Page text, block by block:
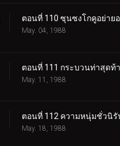
ตอนที่ 110 ซุนซงโกคูอย่าย
May. 04, 1988
May. 11, 1988
May. 18, 1988